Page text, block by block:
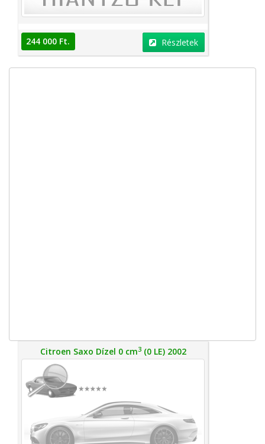
244 000 Ft. Részletek
Citroen Saxo Dízel 0 cm3(0 LE) 2002